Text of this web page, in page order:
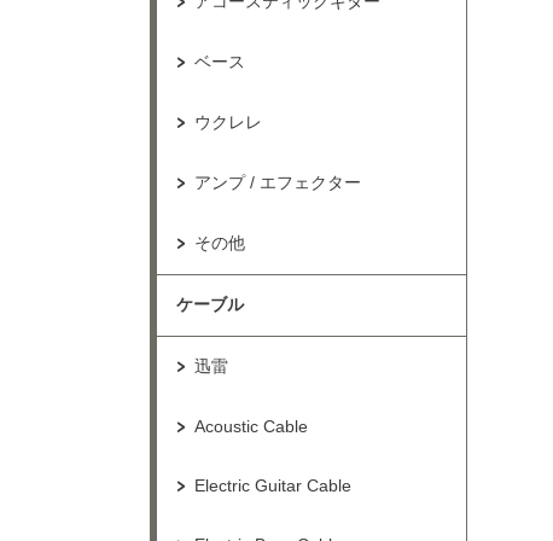
ベース
ウクレレ
アンプ / エフェクター
その他
ケーブル
迅雷
Acoustic Cable
Electric Guitar Cable